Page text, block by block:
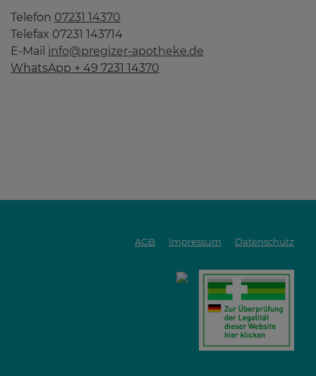
Telefon 07231 14370
Telefax 07231 143714
E-Mail info@pregizer-apotheke.de
WhatsApp + 49 7231 14370
AGB Impressum Datenschutz